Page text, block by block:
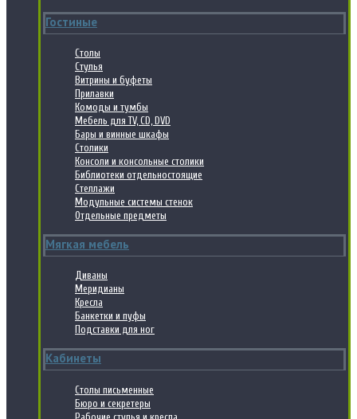
Гостиные
Столы
Стулья
Витрины и буфеты
Прилавки
Комоды и тумбы
Мебель для TV, CD, DVD
Бары и винные шкафы
Столики
Консоли и консольные столики
Библиотеки отдельностоящие
Стеллажи
Модульные системы стенок
Отдельные предметы
Мягкая мебель
Диваны
Меридианы
Кресла
Банкетки и пуфы
Подставки для ног
Кабинеты
Столы письменные
Бюро и секретеры